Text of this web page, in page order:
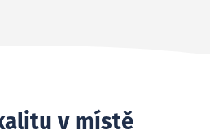
v místě